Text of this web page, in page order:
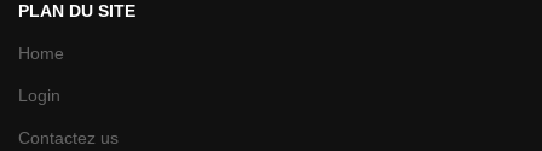
PLAN DU SITE
Home
Login
Contactez us